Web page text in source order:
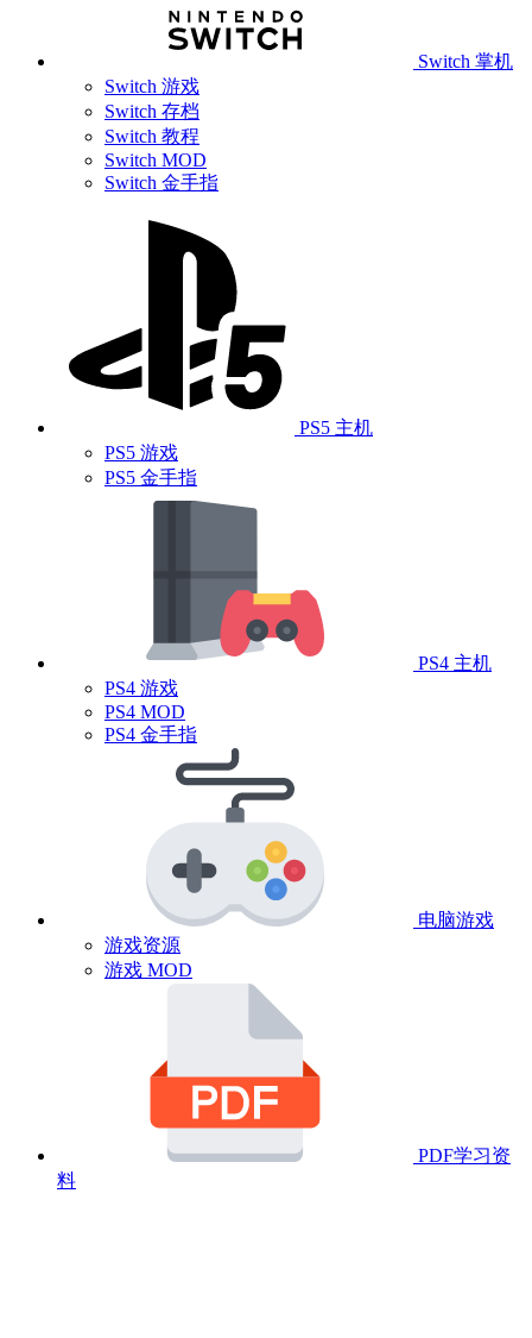
Switch 掌机
Switch 游戏
Switch 存档
Switch 教程
Switch MOD
Switch 金手指
PS5 主机
PS5 游戏
PS5 金手指
PS4 主机
PS4 游戏
PS4 MOD
PS4 金手指
电脑游戏
游戏资源
游戏 MOD
PDF学习资
料